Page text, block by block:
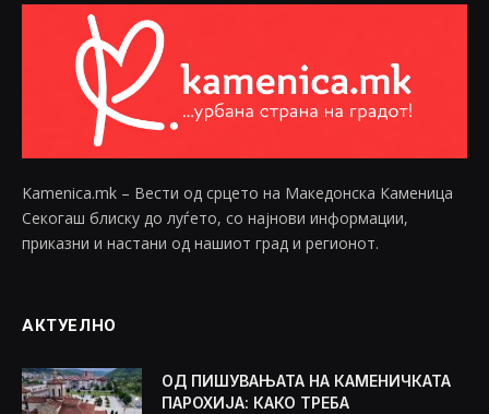
Kamenica.mk – Вести од срцето на Македонска Каменица
Секогаш блиску до луѓето, со најнови информации,
приказни и настани од нашиот град и регионот.
АКТУЕЛНО
ОД ПИШУВАЊАТА НА КАМЕНИЧКАТА
ПАРОХИЈА: КАКО ТРЕБА